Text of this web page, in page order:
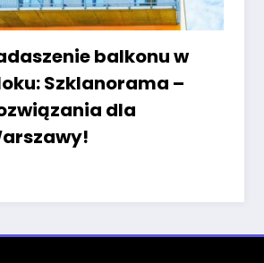
ogrodach
wspierać zieleń w
miastach?